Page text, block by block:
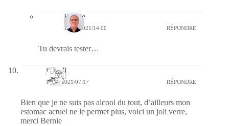
Bernie
13/04/2021/14:00 RÉPONDRE
Tu devrais tester…
jill bill
13/04/2021/07:17 RÉPONDRE
Bien que je ne suis pas alcool du tout, d’ailleurs mon
estomac actuel ne le permet plus, voici un joli verre,
merci Bernie